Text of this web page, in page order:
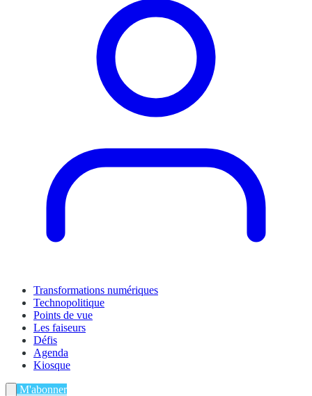
Transformations numériques
Technopolitique
Points de vue
Les faiseurs
Défis
Agenda
Kiosque
M'abonner